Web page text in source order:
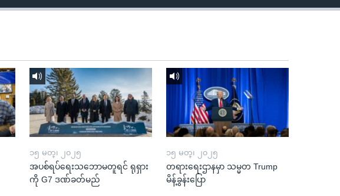
၁၅ မတ္၊ ၂၀၂၅
အပစ်ရပ်ရေးသဘောမတူရင် ရုရှား
ကို G7 ဒဏ်ခတ်မည်
၁၅ မတ္၊ ၂၀၂၅
တရားရေးဌာနမှာ သမ္မတ Trump
မိန့်ခွန်းပြော